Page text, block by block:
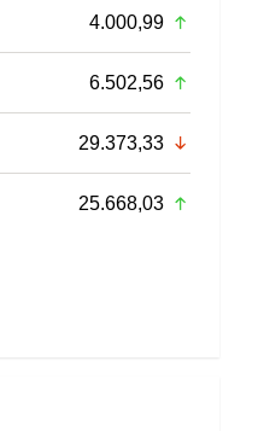
4.000,99
6.502,56
29.373,33
25.668,03